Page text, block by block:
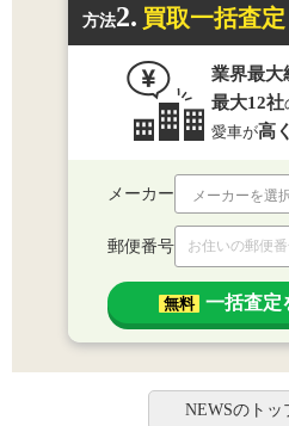
方法2. 買取一括査定
業界最大
最大12社
愛車が高
メーカー
郵便番号
無料 一括査定
NEWSのトッ